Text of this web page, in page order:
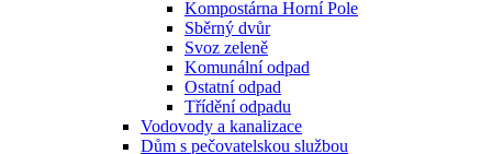
Kompostárna Horní Pole
Sběrný dvůr
Svoz zeleně
Komunální odpad
Ostatní odpad
Třídění odpadu
Vodovody a kanalizace
Dům s pečovatelskou službou